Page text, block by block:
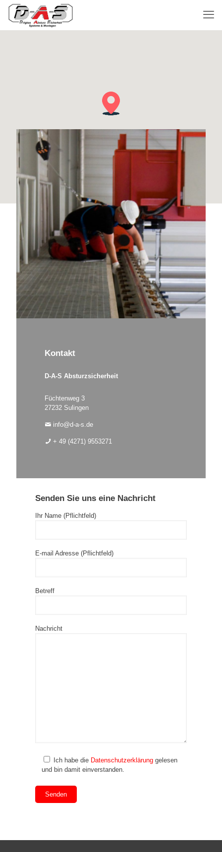
Kontakt
D-A-S Absturzsicherheit
Füchtenweg 3
27232 Sulingen
info@d-a-s.de
+ 49 (4271) 9553271
Senden Sie uns eine Nachricht
Ihr Name (Pflichtfeld)
E-mail Adresse (Pflichtfeld)
Betreff
Nachricht
Ich habe die Datenschutzerklärung gelesen
und bin damit einverstanden.